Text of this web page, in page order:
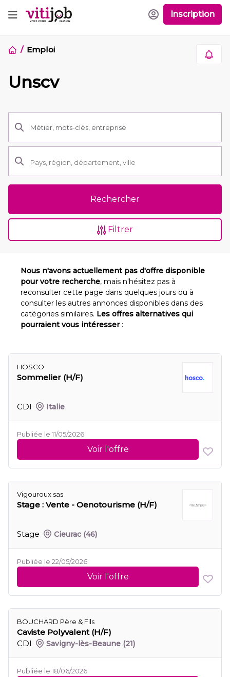
Inscription
Emploi
Unscv
Rechercher
Filtrer
Nous n'avons actuellement pas d'offre disponible
pour votre recherche, mais n'hésitez pas à
reconsulter cette page dans quelques jours ou à
consulter les autres annonces disponibles dans des
catégories similaires. Les offres alternatives qui
pourraient vous intéresser:
HOSCO
Sommelier (H/F)
CDI Italie
Publiée le 11/05/2026
Voir l'offre
Vigouroux sas
Stage : Vente - Oenotourisme (H/F)
Stage Cieurac (46)
Publiée le 22/05/2026
Voir l'offre
BOUCHARD Père & Fils
Caviste Polyvalent (H/F)
CDI
Savigny-lès-Beaune (21)
Publiée le 18/06/2026